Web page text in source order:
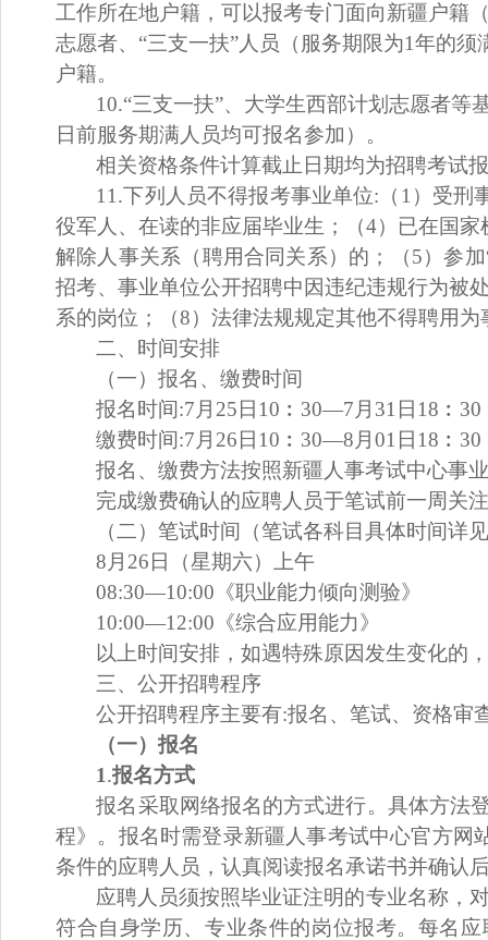
工作所在地户籍， 可以报考专门面向新疆户籍
志愿者、 “三支一扶”人员（服务期限为1年的
户籍。
10.“三支一扶”、大学生西部计划志愿者
日前服务期满人员均可报名参加 ）。
相关资格条件计算截止日期均为招聘考试
11.下列人员不得报考事业单位: （ 1 ） 受刑
役军人、在读的非应届毕业生 ； （4） 已在国家
解除人事关系（聘用合同关系）的；
（5）参加
招考、 事业单位公开招聘中因违纪违规行为被
系的岗位；（8） 法律法规规定其他不得聘用
二、时间安排
（一）报名、缴费时间
报名时间:7 月 25 日 10︰ 30—7 月 31 日 18︰ 30
缴费时间:7 月 26 日 10︰ 30—8 月01 日 18︰ 30
报名、缴费方法按照新疆人事考试中心事
完成缴费确认的应聘人员于笔试前一周关
（二）笔试时间（笔试各科目具体时间详
8 月 26 日
（星期六）上午
08:30—10:00 《职业能力倾向测验》
10:00—12:00《综合应用能力》
以上时间安排，如遇特殊原因发生变化的
三、公开招聘程序
公开招聘程序主要有:报名、笔试、资格审
（一）报名
1.报名方式
报名采取网络报名的方式进行。具体方法
程》 。报名时需登录新疆人事考试中心官方网
条件的应聘人员，认真阅读报名承诺书并确认
应聘人员须按照毕业证注明的专业名称，
符合自身学历、专业条件的岗位报考。每名 应